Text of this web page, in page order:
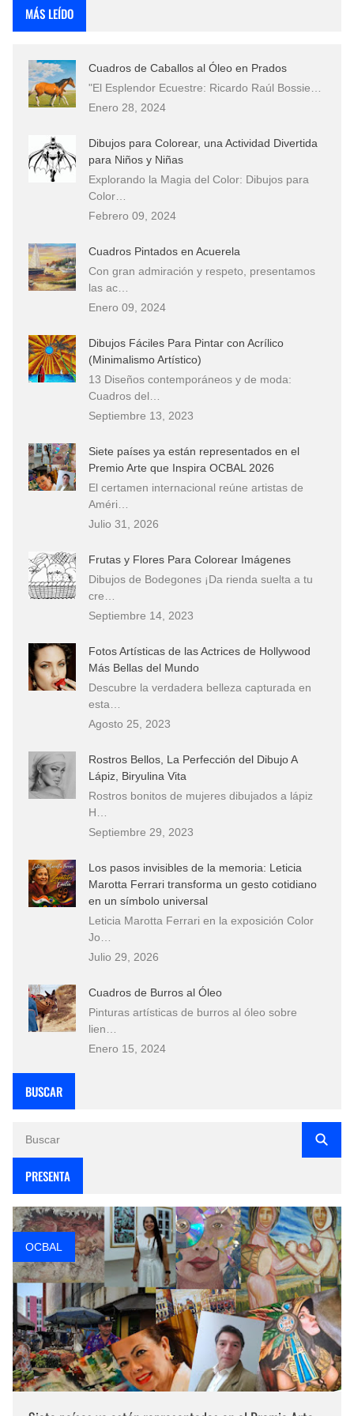
MÁS LEÍDO
Cuadros de Caballos al Óleo en Prados
"El Esplendor Ecuestre: Ricardo Raúl Bossie…
Enero 28, 2024
Dibujos para Colorear, una Actividad Divertida
para Niños y Niñas
Explorando la Magia del Color: Dibujos para
Color…
Febrero 09, 2024
Cuadros Pintados en Acuerela
Con gran admiración y respeto, presentamos
las ac…
Enero 09, 2024
Dibujos Fáciles Para Pintar con Acrílico
(Minimalismo Artístico)
13 Diseños contemporáneos y de moda:
Cuadros del…
Septiembre 13, 2023
Siete países ya están representados en el
Premio Arte que Inspira OCBAL 2026
El certamen internacional reúne artistas de
Améri…
Julio 31, 2026
Frutas y Flores Para Colorear Imágenes
Dibujos de Bodegones ¡Da rienda suelta a tu
cre…
Septiembre 14, 2023
Fotos Artísticas de las Actrices de Hollywood
Más Bellas del Mundo
Descubre la verdadera belleza capturada en
esta…
Agosto 25, 2023
Rostros Bellos, La Perfección del Dibujo A
Lápiz, Biryulina Vita
Rostros bonitos de mujeres dibujados a lápiz
H…
Septiembre 29, 2023
Los pasos invisibles de la memoria: Leticia
Marotta Ferrari transforma un gesto cotidiano
en un símbolo universal
Leticia Marotta Ferrari en la exposición Color
Jo…
Julio 29, 2026
Cuadros de Burros al Óleo
Pinturas artísticas de burros al óleo sobre
lien…
Enero 15, 2024
BUSCAR
PRESENTA
OCBAL